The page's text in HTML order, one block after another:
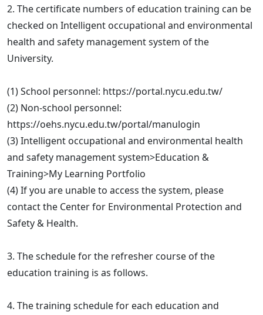
2. The certificate numbers of education training can be
checked on Intelligent occupational and environmental
health and safety management system of the
University.
(1) School personnel: https://portal.nycu.edu.tw/
(2) Non-school personnel:
https://oehs.nycu.edu.tw/portal/manulogin
(3) Intelligent occupational and environmental health
and safety management system>Education &
Training>My Learning Portfolio
(4) If you are unable to access the system, please
contact the Center for Environmental Protection and
Safety & Health.
3. The schedule for the refresher course of the
education training is as follows.
4. The training schedule for each education and